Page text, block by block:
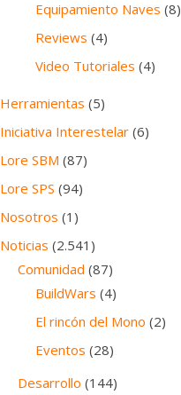
Equipamiento Naves (8)
Reviews (4)
Video Tutoriales (4)
Herramientas (5)
Iniciativa Interestelar (6)
Lore SBM (87)
Lore SPS (94)
Nosotros (1)
Noticias (2.541)
Comunidad (87)
BuildWars (4)
El rincón del Mono (2)
Eventos (28)
Desarrollo (144)